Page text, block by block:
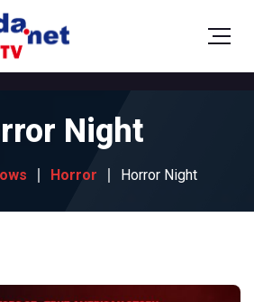
Night
Horror Horror Night